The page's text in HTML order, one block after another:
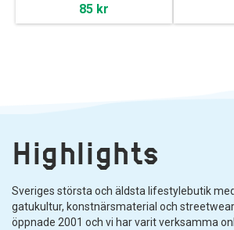
85 kr
Highlights
Sveriges största och äldsta lifestylebutik
gatukultur, konstnärsmaterial och
öppnade 2001 och vi har varit verksamma